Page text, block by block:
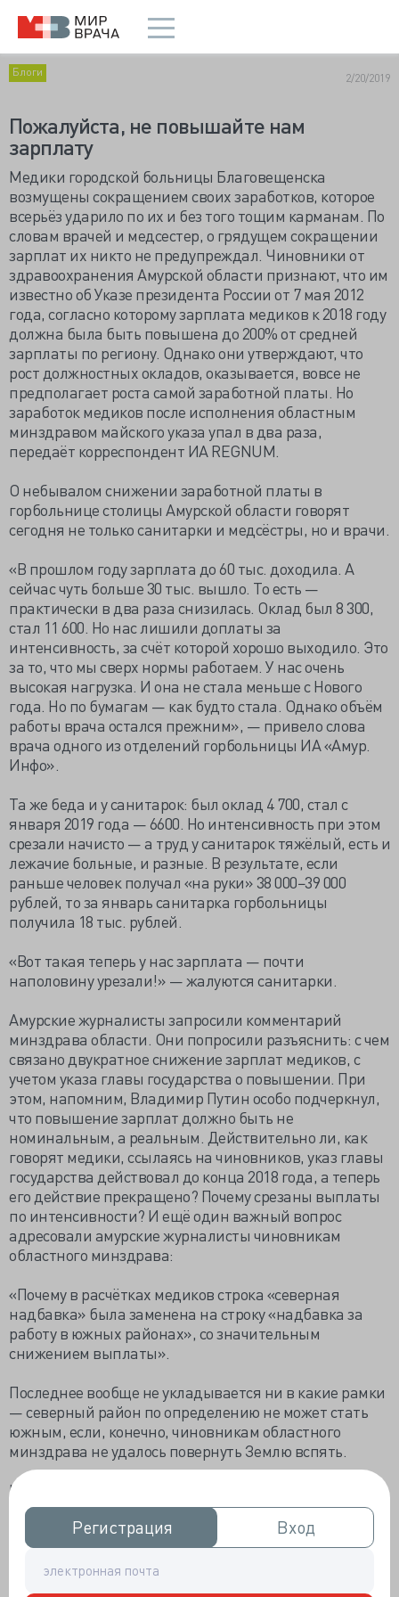
Регистрация
Регистрация Вход
Вход
Блоги 2/20/2019
Пожалуйста, не повышайте нам
зарплату
Медики городской больницы Благовещенска
возмущены сокращением своих заработков, которое
всерьёз ударило по их и без того тощим карманам. По
словам врачей и медсестер, о грядущем сокращении
зарплат их никто не предупреждал. Чиновники от
здравоохранения Амурской области признают, что им
известно об Указе президента России от 7 мая 2012
года, согласно которому зарплата медиков к 2018 году
должна была быть повышена до 200% от средней
зарплаты по региону. Однако они утверждают, что
рост должностных окладов, оказывается, вовсе не
предполагает роста самой заработной платы. Но
заработок медиков после исполнения областным
минздравом майского указа упал в два раза,
передаёт корреспондент ИА REGNUM.
О небывалом снижении заработной платы в
горбольнице столицы Амурской области говорят
сегодня не только санитарки и медсёстры, но и врачи.
«В прошлом году зарплата до 60 тыс. доходила. А
сейчас чуть больше 30 тыс. вышло. То есть —
практически в два раза снизилась. Оклад был 8 300,
стал 11 600. Но нас лишили доплаты за
интенсивность, за счёт которой хорошо выходило. Это
за то, что мы сверх нормы работаем. У нас очень
высокая нагрузка. И она не стала меньше с Нового
года. Но по бумагам — как будто стала. Однако объём
работы врача остался прежним», — привело слова
врача одного из отделений горбольницы ИА «Амур.
Инфо».
Та же беда и у санитарок: был оклад 4 700, стал с
января 2019 года — 6600. Но интенсивность при этом
срезали начисто — а труд у санитарок тяжёлый, есть и
лежачие больные, и разные. В результате, если
раньше человек получал «на руки» 38 000−39 000
рублей, то за январь санитарка горбольницы
получила 18 тыс. рублей.
«Вот такая теперь у нас зарплата — почти
наполовину урезали!» — жалуются санитарки.
Амурские журналисты запросили комментарий
минздрава области. Они попросили разъяснить: с чем
связано двукратное снижение зарплат медиков, с
учетом указа главы государства о повышении. При
этом, напомним, Владимир Путин особо подчеркнул,
что повышение зарплат должно быть не
номинальным, а реальным. Действительно ли, как
говорят медики, ссылаясь на чиновников, указ главы
государства действовал до конца 2018 года, а теперь
его действие прекращено? Почему срезаны выплаты
по интенсивности? И ещё один важный вопрос
адресовали амурские журналисты чиновникам
областного минздрава:
«Почему в расчётках медиков строка «северная
надбавка» была заменена на строку «надбавка за
работу в южных районах», со значительным
снижением выплаты».
Последнее вообще не укладывается ни в какие рамки
— северный район по определению не может стать
южным, если, конечно, чиновникам областного
минздрава не удалось повернуть Землю вспять.
Из областного минздрава ответили:
«Зарплата работника зависит от его квалификации,
сложности, количества и качества выполняемой
работы и может быть как выше, так и ниже целевого